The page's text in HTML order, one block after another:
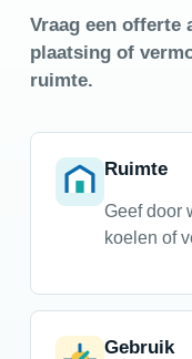
Vraag een offerte
plaatsing of
ruimte.
Ruimte
Geef door
koelen of
Gebruik